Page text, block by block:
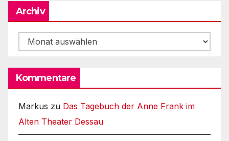
Archiv
Archiv
Kommentare
Markus zu Das Tagebuch der Anne Frank im
Alten Theater Dessau